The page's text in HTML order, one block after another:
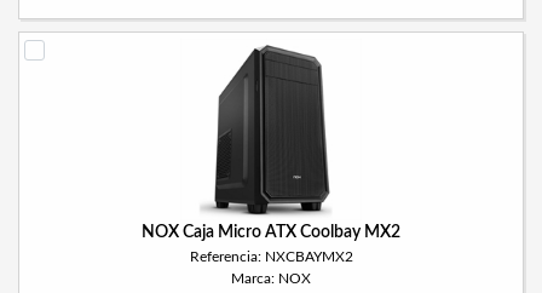
NOX Caja Micro ATX Coolbay MX2
Referencia: NXCBAYMX2
Marca: NOX